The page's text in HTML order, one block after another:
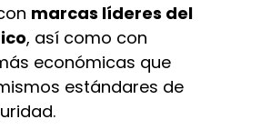
marcas líderes del
, así como con
económicas que
estándares de